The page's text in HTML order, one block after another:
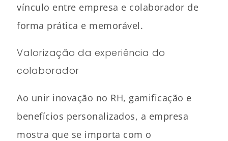
vínculo entre empresa e colaborador de
forma prática e memorável.
Valorização da experiência do
colaborador
Ao unir inovação no RH, gamificação e
benefícios personalizados, a empresa
mostra que se importa com o